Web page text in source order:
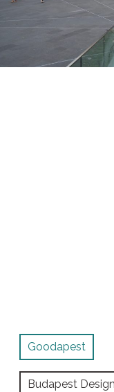
Goodapest
Budapest